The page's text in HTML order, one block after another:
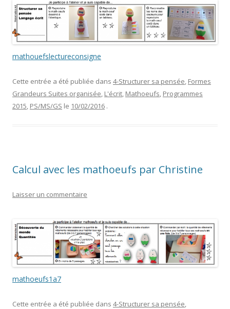
mathouefslectureconsigne
Cette entrée a été publiée dans 4-Structurer sa pensée Formes
Grandeurs Suites organisée L'écrit Mathoeufs Programmes
2015 PS/MS/GS le 10/02/2016 .
Calcul avec les mathoeufs par Christine
Laisser un commentaire
mathoeufs1a7
Cette entrée a été publiée dans 4-Structurer sa pensée